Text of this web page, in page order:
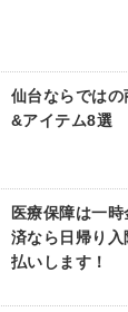
仙台ならでは
&アイテム8選
医療保障は一
済なら日帰り
払いします！